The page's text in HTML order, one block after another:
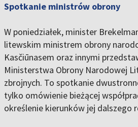
Spotkanie ministrów obrony
W poniedziałek, minister
litewskim ministrem obrony
Kasčiūnasem oraz innymi
Ministerstwa Obrony Narodowej
zbrojnych. To spotkanie
tylko omówienie bieżącej
określenie kierunków jej dalszego